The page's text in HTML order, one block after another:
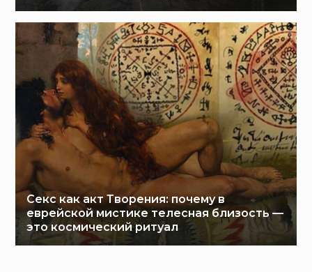
Секс как акт Творения: почему в
еврейской мистике телесная близость —
это космический ритуал